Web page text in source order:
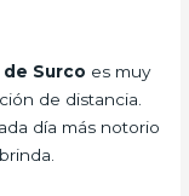
Surco es muy
de distancia.
día más notorio